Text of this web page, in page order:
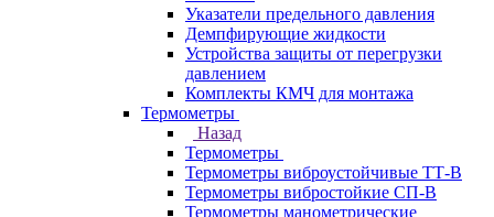
Указатели предельного давления
Демпфирующие жидкости
Устройства защиты от перегрузки
давлением
Комплекты КМЧ для монтажа
Термометры
Назад
Термометры
Термометры виброустойчивые ТТ-В
Термометры вибростойкие СП-В
Термометры манометрические